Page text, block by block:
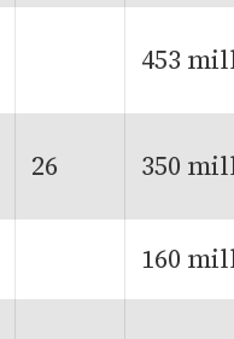
453
26 350
160